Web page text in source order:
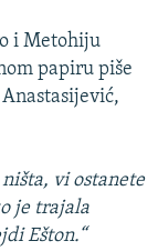
i Metohiju
papiru piše
vi ostanete
je trajala
Ešton.“